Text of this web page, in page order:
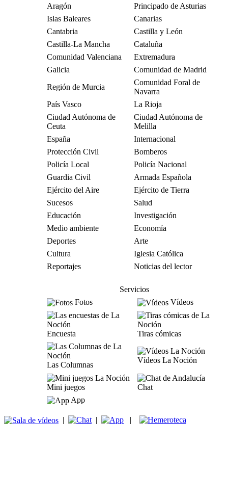
Aragón
Principado de Asturias
Islas Baleares
Canarias
Cantabria
Castilla y León
Castilla-La Mancha
Cataluña
Comunidad Valenciana
Extremadura
Galicia
Comunidad de Madrid
Región de Murcia
Comunidad Foral de
Navarra
País Vasco
La Rioja
Ciudad Autónoma de
Ceuta
Ciudad Autónoma de
Melilla
España
Internacional
Protección Civil
Bomberos
Policía Local
Policía Nacional
Guardia Civil
Armada Española
Ejército del Aire
Ejército de Tierra
Sucesos
Salud
Educación
Investigación
Medio ambiente
Economía
Deportes
Arte
Cultura
Iglesia Católica
Reportajes
Noticias del lector
Servicios
Fotos
Vídeos
Encuesta Tiras cómicas
Las Columnas
Vídeos La Noción
Mini juegos
Chat
App
| | |